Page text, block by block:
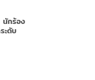
นักร้อง
ะดับ